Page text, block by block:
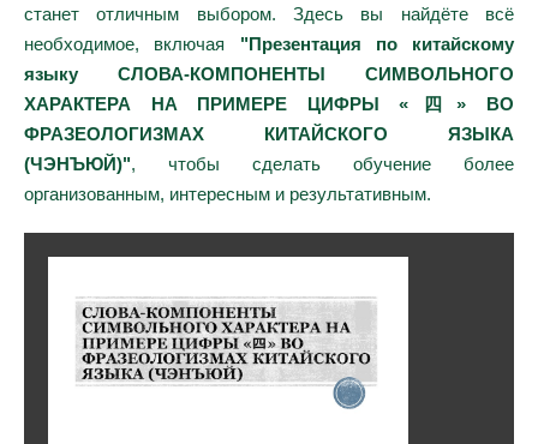
станет отличным выбором. Здесь вы найдёте всё
необходимое, включая "Презентация по китайскому
языку СЛОВА-КОМПОНЕНТЫ СИМВОЛЬНОГО
ХАРАКТЕРА НА ПРИМЕРЕ ЦИФРЫ «四» ВО
ФРАЗЕОЛОГИЗМАХ КИТАЙСКОГО ЯЗЫКА
(ЧЭНЪЮЙ)", чтобы сделать обучение более
организованным, интересным и результативным.